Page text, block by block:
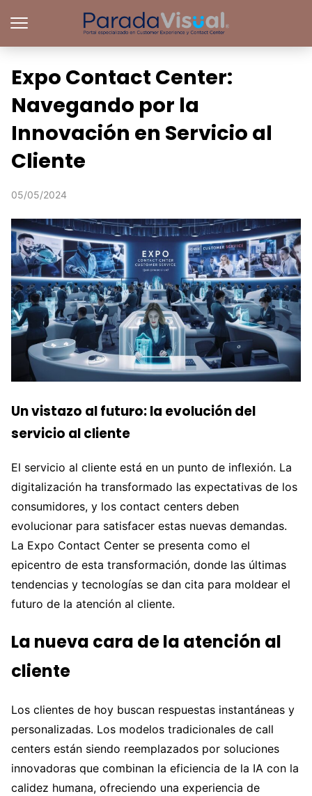
Expo Contact Center:
Navegando por la
Innovación en Servicio al
Cliente
05/05/2024
Un vistazo al futuro: la evolución del
servicio al cliente
El servicio al cliente está en un punto de inflexión. La
digitalización ha transformado las expectativas de los
consumidores, y los contact centers deben
evolucionar para satisfacer estas nuevas demandas.
La Expo Contact Center se presenta como el
epicentro de esta transformación, donde las últimas
tendencias y tecnologías se dan cita para moldear el
futuro de la atención al cliente.
La nueva cara de la atención al
cliente
Los clientes de hoy buscan respuestas instantáneas y
personalizadas. Los modelos tradicionales de call
centers están siendo reemplazados por soluciones
innovadoras que combinan la eficiencia de la IA con la
calidez humana, ofreciendo una experiencia de